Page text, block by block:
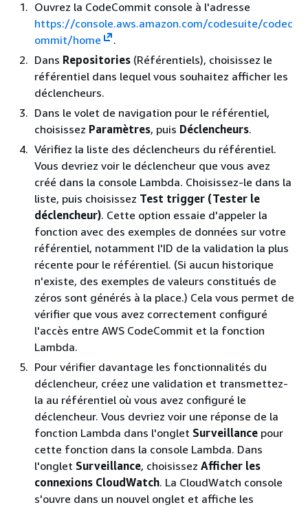
Ouvrez la CodeCommit console à l'adresse
https://console.aws.amazon.com/codesuite/codec
ommit/home
.
Dans Repositories (Référentiels), choisissez le
référentiel dans lequel vous souhaitez afficher les
déclencheurs.
Dans le volet de navigation pour le référentiel,
choisissez Paramètres, puis Déclencheurs.
Vérifiez la liste des déclencheurs du référentiel.
Vous devriez voir le déclencheur que vous avez
créé dans la console Lambda. Choisissez-le dans la
liste, puis choisissez Test trigger (Tester le
déclencheur). Cette option essaie d'appeler la
fonction avec des exemples de données sur votre
référentiel, notamment l'ID de la validation la plus
récente pour le référentiel. (Si aucun historique
n'existe, des exemples de valeurs constitués de
zéros sont générés à la place.) Cela vous permet de
vérifier que vous avez correctement configuré
l'accès entre AWS CodeCommit et la fonction
Lambda.
Pour vérifier davantage les fonctionnalités du
déclencheur, créez une validation et transmettez-
la au référentiel où vous avez configuré le
déclencheur. Vous devriez voir une réponse de la
fonction Lambda dans l'onglet Surveillance pour
cette fonction dans la console Lambda. Dans
l'onglet Surveillance, choisissez Afficher les
connexions CloudWatch. La CloudWatch console
s'ouvre dans un nouvel onglet et affiche les